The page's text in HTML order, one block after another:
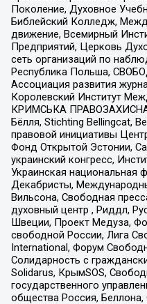
Поколение, Духовное
Библейский Колледж,
движение, Всемирный
Предприятий, Церковь
сеть организаций по
Республика Польша,
Ассоциация развития
Королевский Институт
КРИМСЬКА ПРАВОЗАХИСНА
Бёлля, Stichting Bellingcat,
правовой инициативы
Фонд Открытой Эстонии,
украинский конгресс,
Украинская национальная
Декабристы,
Вильсона, Свободная
духовный центр , Риддл,
Швеции, Проект Медуза,
свободной России, Лига
International, Форум
Солидарность с
Solidarus, КрымSOS,
государственного
общества Россия,